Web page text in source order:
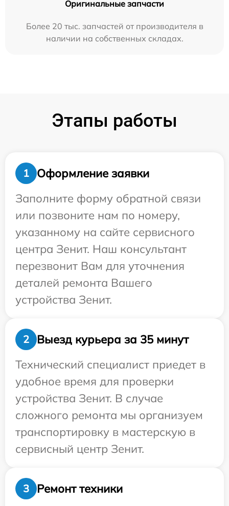
Оригинальные запчасти
Более 20 тыс. запчастей от производителя в
наличии на собственных складах.
Этапы работы
1
Оформление заявки
Заполните форму обратной связи
или позвоните нам по номеру,
указанному на сайте сервисного
центра Зенит. Наш консультант
перезвонит Вам для уточнения
деталей ремонта Вашего
устройства Зенит.
2
Выезд курьера за 35 минут
Технический специалист приедет в
удобное время для проверки
устройства Зенит. В случае
сложного ремонта мы организуем
транспортировку в мастерскую в
сервисный центр Зенит.
3 Ремонт техники